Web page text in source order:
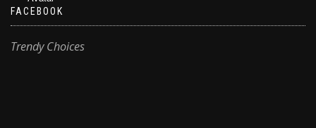
FACEBOOK
Trendy Choices